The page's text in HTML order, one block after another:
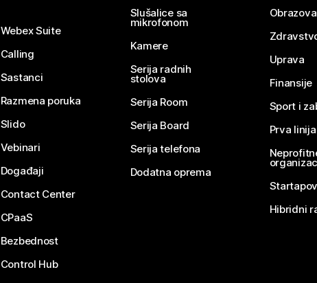
Pošaljite pitanje
Webex Suite
Calling
Sastanci
Razmena poruka
Slido
Vebinari
Događaji
Contact Center
CPaaS
Bezbednost
Control Hub
Slušalice sa
mikrofonom
Kamere
Serija radnih
stolova
Serija Room
Serija Board
Serija telefona
Dodatna oprema
Uprava
Finansije
Sport i
Prva linija
Hibridni